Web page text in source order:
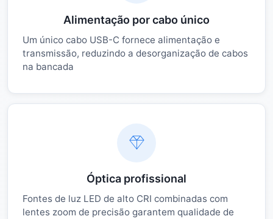
Alimentação por cabo único
Um único cabo USB-C fornece alimentação e
transmissão, reduzindo a desorganização de cabos
na bancada
Óptica profissional
Fontes de luz LED de alto CRI combinadas com
lentes zoom de precisão garantem qualidade de